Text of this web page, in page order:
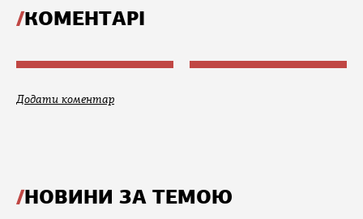
КОМЕНТАРІ
Додати коментар
НОВИНИ ЗА ТЕМОЮ